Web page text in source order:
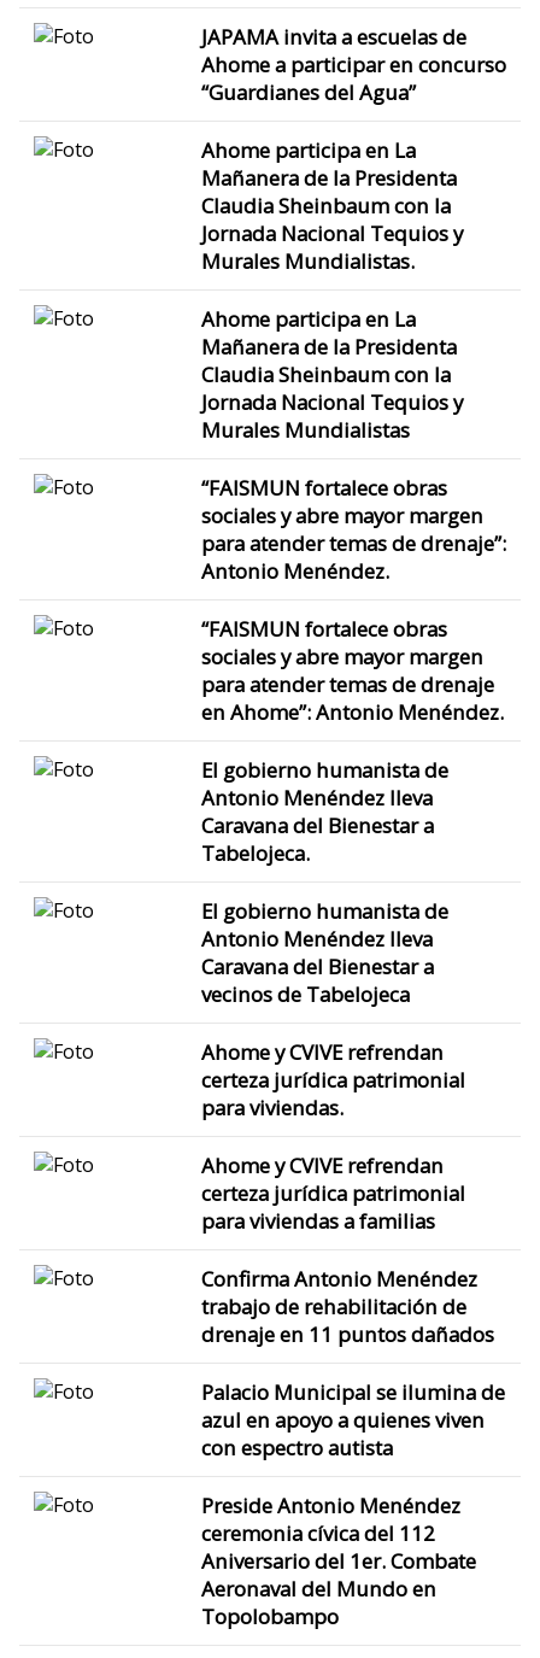
JAPAMA invita a escuelas de
Ahome a participar en concurso
“Guardianes del Agua”
Ahome participa en La
Mañanera de la Presidenta
Claudia Sheinbaum con la
Jornada Nacional Tequios y
Murales Mundialistas.
Ahome participa en La
Mañanera de la Presidenta
Claudia Sheinbaum con la
Jornada Nacional Tequios y
Murales Mundialistas
“FAISMUN fortalece obras
sociales y abre mayor margen
para atender temas de drenaje”:
Antonio Menéndez.
“FAISMUN fortalece obras
sociales y abre mayor margen
para atender temas de drenaje
en Ahome”: Antonio Menéndez.
El gobierno humanista de
Antonio Menéndez lleva
Caravana del Bienestar a
Tabelojeca.
El gobierno humanista de
Antonio Menéndez lleva
Caravana del Bienestar a
vecinos de Tabelojeca
Ahome y CVIVE refrendan
certeza jurídica patrimonial
para viviendas.
Ahome y CVIVE refrendan
certeza jurídica patrimonial
para viviendas a familias
Confirma Antonio Menéndez
trabajo de rehabilitación de
drenaje en 11 puntos dañados
Palacio Municipal se ilumina de
azul en apoyo a quienes viven
con espectro autista
Preside Antonio Menéndez
ceremonia cívica del 112
Aniversario del 1er. Combate
Aeronaval del Mundo en
Topolobampo